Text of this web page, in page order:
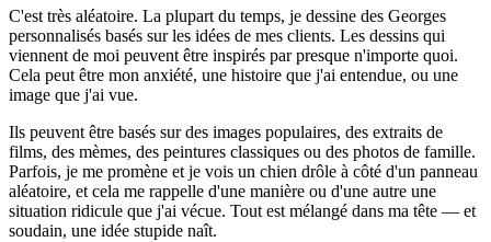
C'est très aléatoire. La plupart du temps, je dessine des Georges
personnalisés basés sur les idées de mes clients. Les dessins qui
viennent de moi peuvent être inspirés par presque n'importe quoi.
Cela peut être mon anxiété, une histoire que j'ai entendue, ou une
image que j'ai vue.
Ils peuvent être basés sur des images populaires, des extraits de
films, des mèmes, des peintures classiques ou des photos de famille.
Parfois, je me promène et je vois un chien drôle à côté d'un panneau
aléatoire, et cela me rappelle d'une manière ou d'une autre une
situation ridicule que j'ai vécue. Tout est mélangé dans ma tête — et
soudain, une idée stupide naît.